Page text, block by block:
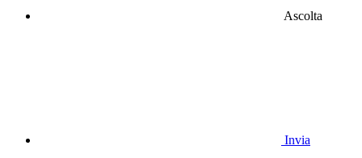
Ascolta
Invia